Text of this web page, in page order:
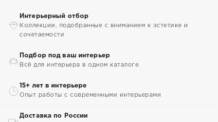
Интерьерный отбор
Коллекции, подобранные с вниманием к эстетике и
сочетаемости
Подбор под ваш интерьер
Всё для интерьера в одном каталоге
15+ лет в интерьере
Опыт работы с современными интерьерами
Доставка по России